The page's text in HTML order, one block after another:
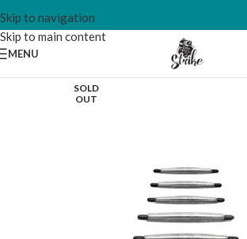
Skip to navigation
Skip to main content
MENU
SOLD
OUT